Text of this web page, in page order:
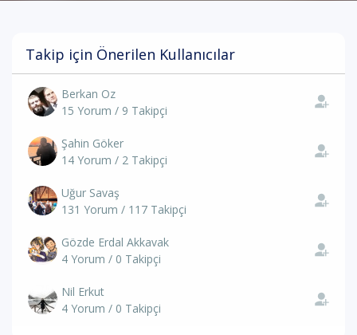
Takip için Önerilen Kullanıcılar
Berkan Oz
15 Yorum / 9 Takipçi
Şahin Göker
14 Yorum / 2 Takipçi
Uğur Savaş
131 Yorum / 117 Takipçi
Gözde Erdal Akkavak
4 Yorum / 0 Takipçi
Nil Erkut
4 Yorum / 0 Takipçi